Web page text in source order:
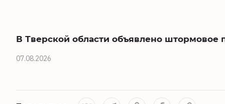
В Тверской области объявлено
07.08.2026